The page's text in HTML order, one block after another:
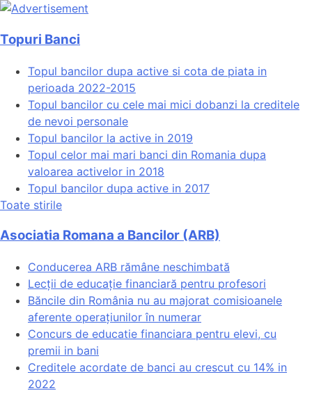
Topuri Banci
Topul bancilor dupa active si cota de piata in
perioada 2022-2015
Topul bancilor cu cele mai mici dobanzi la creditele
de nevoi personale
Topul bancilor la active in 2019
Topul celor mai mari banci din Romania dupa
valoarea activelor in 2018
Topul bancilor dupa active in 2017
Toate stirile
Asociatia Romana a Bancilor (ARB)
Conducerea ARB rămâne neschimbată
Lecții de educație financiară pentru profesori
Băncile din România nu au majorat comisioanele
aferente operațiunilor în numerar
Concurs de educatie financiara pentru elevi, cu
premii in bani
Creditele acordate de banci au crescut cu 14% in
2022